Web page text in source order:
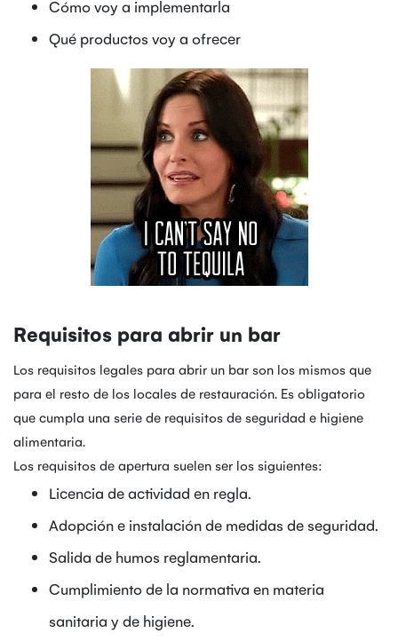
Cómo voy a implementarla
Qué productos voy a ofrecer
Requisitos para abrir un bar
Los requisitos legales para abrir un bar son los mismos que
para el resto de los locales de restauración. Es obligatorio
que cumpla una serie de requisitos de seguridad e higiene
alimentaria.
Los requisitos de apertura suelen ser los siguientes:
Licencia de actividad en regla.
Adopción e instalación de medidas de seguridad.
Salida de humos reglamentaria.
Cumplimiento de la normativa en materia
sanitaria y de higiene.